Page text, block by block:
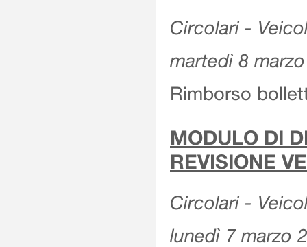
Circolari -
martedì 8
Rimborso
MODULO DI
REVISIONE
Circolari -
lunedì 7 marzo